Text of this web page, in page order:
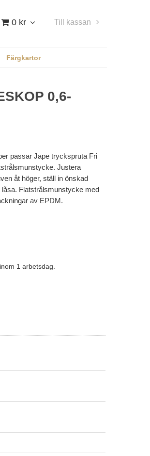
0 kr Till kassan
Färgkartor
0,6-
passar Jape tryckspruta Fri
Justera
åt höger, ställ in önskad
Flatstrålsmunstycke med
av EPDM.
1 arbetsdag.